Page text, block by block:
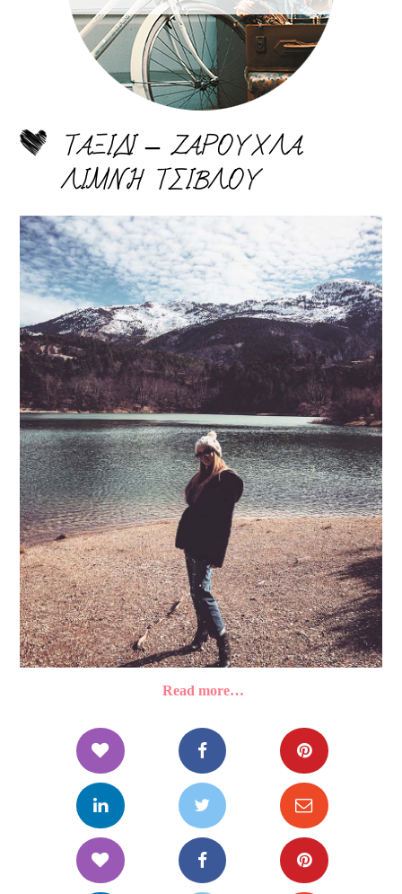
ΤΑΞΙΔΙ – ΖΑΡΟΥΧΛΑ
ΛΙΜΝΗ ΤΣΙΒΛΟΥ
Read more…